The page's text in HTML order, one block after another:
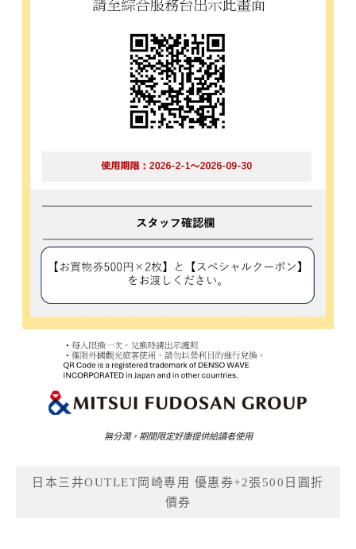
無分潤，期間限定好康提供給讀者使用
日本三井OUTLET岡崎專用 優惠券+2張500日圓折
價券